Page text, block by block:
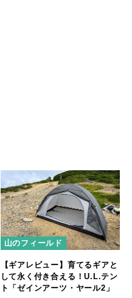
山のフィールド
【ギアレビュー】育てるギアと
して永く付き合える！U.L.テン
ト「ゼインアーツ・ヤール2」